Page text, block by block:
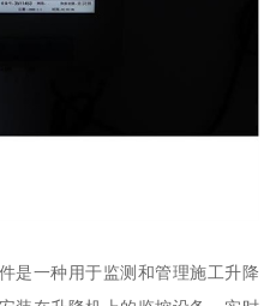
是一种用于监测和管理施工升降